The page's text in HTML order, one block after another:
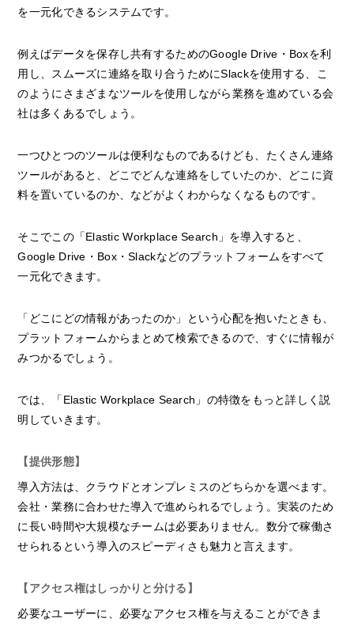
を一元化できるシステムです。
例えばデータを保存し共有するためのGoogle Drive・Boxを利
用し、スムーズに連絡を取り合うためにSlackを使用する、こ
のようにさまざまなツールを使用しながら業務を進めている会
社は多くあるでしょう。
一つひとつのツールは便利なものであるけども、たくさん連絡
ツールがあると、どこでどんな連絡をしていたのか、どこに資
料を置いているのか、などがよくわからなくなるものです。
そこでこの「Elastic Workplace Search」を導入すると、
Google Drive・Box・Slackなどのプラットフォームをすべて
一元化できます。
「どこにどの情報があったのか」という心配を抱いたときも、
プラットフォームからまとめて検索できるので、すぐに情報が
みつかるでしょう。
では、「Elastic Workplace Search」の特徴をもっと詳しく説
明していきます。
【提供形態】
導入方法は、クラウドとオンプレミスのどちらかを選べます。
会社・業務に合わせた導入で進められるでしょう。実装のため
に長い時間や大規模なチームは必要ありません。数分で稼働さ
せられるという導入のスピーディさも魅力と言えます。
【アクセス権はしっかりと分ける】
必要なユーザーに、必要なアクセス権を与えることができま